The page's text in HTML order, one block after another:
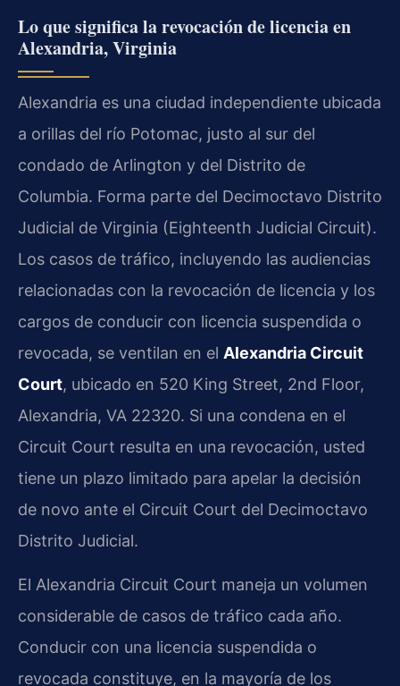
Lo que significa la revocación de licencia en
Alexandria, Virginia
Alexandria es una ciudad independiente ubicada
a orillas del río Potomac, justo al sur del
condado de Arlington y del Distrito de
Columbia. Forma parte del Decimoctavo Distrito
Judicial de Virginia (Eighteenth Judicial Circuit).
Los casos de tráfico, incluyendo las audiencias
relacionadas con la revocación de licencia y los
cargos de conducir con licencia suspendida o
revocada, se ventilan en el Alexandria Circuit
Court, ubicado en 520 King Street, 2nd Floor,
Alexandria, VA 22320. Si una condena en el
Circuit Court resulta en una revocación, usted
tiene un plazo limitado para apelar la decisión
de novo ante el Circuit Court del Decimoctavo
Distrito Judicial.
El Alexandria Circuit Court maneja un volumen
considerable de casos de tráfico cada año.
Conducir con una licencia suspendida o
revocada constituye, en la mayoría de los